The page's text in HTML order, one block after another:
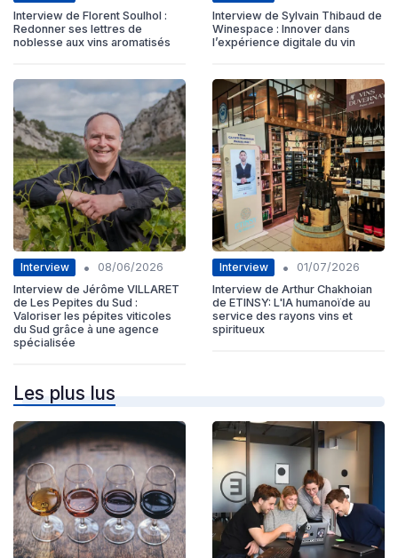
Interview de Florent Soulhol :
Redonner ses lettres de
noblesse aux vins aromatisés
Interview de Sylvain Thibaud de
Winespace : Innover dans
l’expérience digitale du vin
Interview •
08/06/2026
Interview de Jérôme VILLARET
de Les Pepites du Sud :
Valoriser les pépites viticoles
du Sud grâce à une agence
spécialisée
Interview •
01/07/2026
Interview de Arthur Chakhoian
de ETINSY: L'IA humanoïde au
service des rayons vins et
spiritueux
Les plus lus